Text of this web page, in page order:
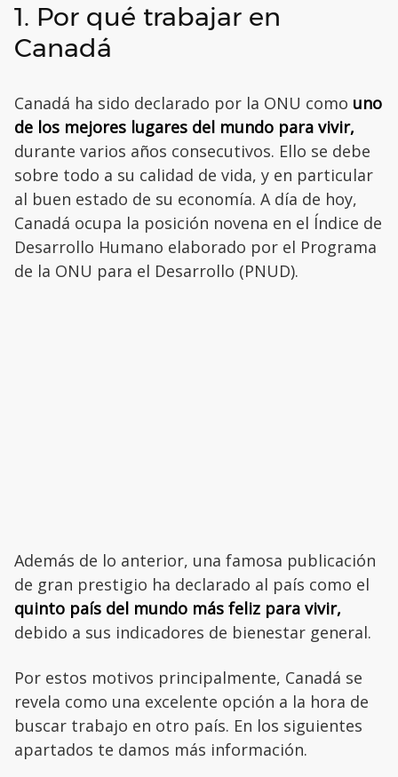
1. Por qué trabajar en
Canadá
Canadá ha sido declarado por la ONU como uno
de los mejores lugares del mundo para vivir,
durante varios años consecutivos. Ello se debe
sobre todo a su calidad de vida, y en particular
al buen estado de su economía. A día de hoy,
Canadá ocupa la posición novena en el Índice de
Desarrollo Humano elaborado por el Programa
de la ONU para el Desarrollo (PNUD).
Además de lo anterior, una famosa publicación
de gran prestigio ha declarado al país como el
quinto país del mundo más feliz para vivir,
debido a sus indicadores de bienestar general.
Por estos motivos principalmente, Canadá se
revela como una excelente opción a la hora de
buscar trabajo en otro país. En los siguientes
apartados te damos más información.